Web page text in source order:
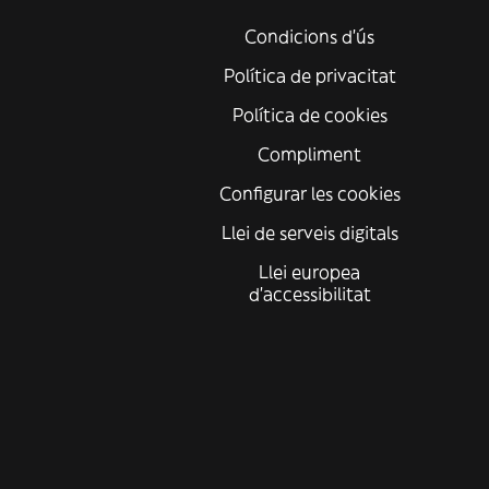
Condicions d'ús
Política de privacitat
Política de cookies
Compliment
Configurar les cookies
Llei de serveis digitals
Llei europea
d'accessibilitat